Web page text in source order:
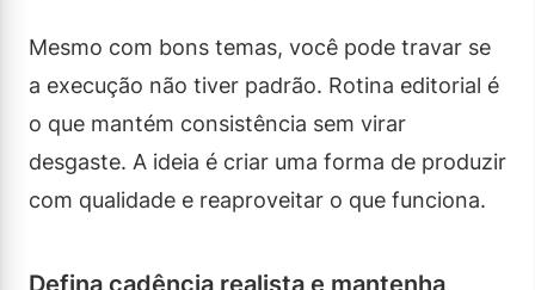
Mesmo com bons temas, você pode travar se
a execução não tiver padrão. Rotina editorial é
o que mantém consistência sem virar
desgaste. A ideia é criar uma forma de produzir
com qualidade e reaproveitar o que funciona.
Defina cadência realista e mantenha